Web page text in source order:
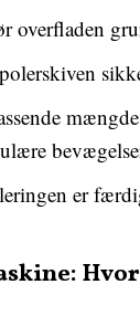
overfladen
er